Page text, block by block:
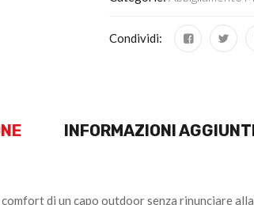
Condividi:
INFORMAZIONI
di un capo outdoor senza rinunciare